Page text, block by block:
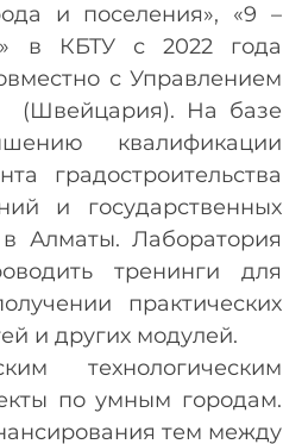
и поселения», «9 –
в КБТУ с 2022 года
с Управлением
(Швейцария). На базе
квалификации
градостроительства
и государственных
Алматы. Лаборатория
тренинги для
практических
и других модулей.
технологическим
по умным городам.
тем между